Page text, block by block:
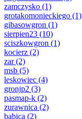
zamczysko (1)
grotakomonieckiego (1)
gibasowgron (1)
sierpien23 (10)
sciszkowgron (1)
kocierz (2)
zar(2)
msb (5)
leskowiec (4)
gronjp2 (3)
pasmap-k (2)
zurawnica (2)
babica (2)